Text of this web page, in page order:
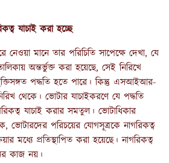
যাচাই করা হচ্ছে
মানে তার পরিচিতি সাপেক্ষে দেখা, যে
অন্তর্ভুক্ত করা হয়েছে, সেই নিরিখে
পদ্ধতি হতে পারে। কিন্তু এসআইআর-
থেকে। ভোটার যাচাইকরণে যে পদ্ধতি
যাচাই করার সমতুল। ভোটাধিকার
ভোটারদের পরিচয়ের যোগসূত্রকে নাগরিকত্ব
মধ্যে প্রতিস্থাপিত করা হয়েছে। নাগরিকত্ব
কাজ নয়।